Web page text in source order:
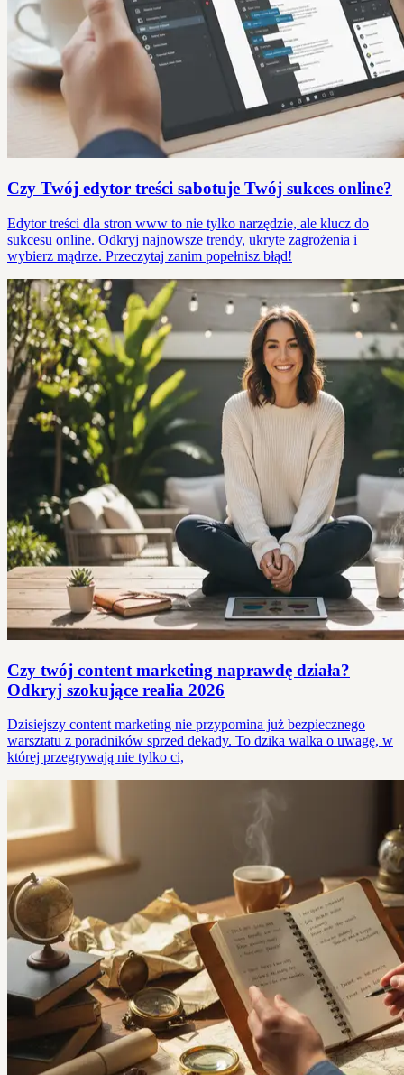
Czy Twój edytor treści sabotuje Twój sukces online?
Edytor treści dla stron www to nie tylko narzędzie, ale klucz do
sukcesu online. Odkryj najnowsze trendy, ukryte zagrożenia i
wybierz mądrze. Przeczytaj zanim popełnisz błąd!
Czy twój content marketing naprawdę działa?
Odkryj szokujące realia 2026
Dzisiejszy content marketing nie przypomina już bezpiecznego
warsztatu z poradników sprzed dekady. To dzika walka o uwagę, w
której przegrywają nie tylko ci,